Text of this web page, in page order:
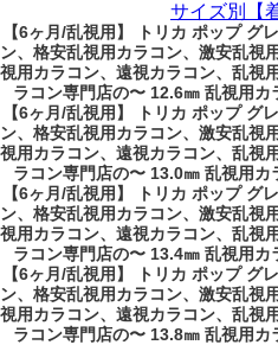
サイズ別【
【6ヶ月/乱視用】 トリカ ポップ グ
ン、格安乱視用カラコン、激安乱視
視用カラコン、遠視カラコン、乱視
ラコン専門店の〜 12.6㎜ 乱視用カ
【6ヶ月/乱視用】 トリカ ポップ グ
ン、格安乱視用カラコン、激安乱視
視用カラコン、遠視カラコン、乱視
ラコン専門店の〜 13.0㎜ 乱視用カ
【6ヶ月/乱視用】 トリカ ポップ グ
ン、格安乱視用カラコン、激安乱視
視用カラコン、遠視カラコン、乱視
ラコン専門店の〜 13.4㎜ 乱視用カ
【6ヶ月/乱視用】 トリカ ポップ グ
ン、格安乱視用カラコン、激安乱視
視用カラコン、遠視カラコン、乱視
ラコン専門店の〜 13.8㎜ 乱視用カ